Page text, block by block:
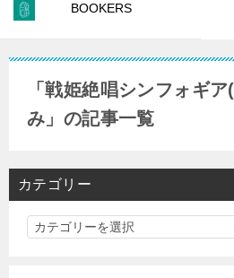
BOOKERS
「戦姫絶唱シンフォギ
み」の記事一覧
カテゴリー
カ